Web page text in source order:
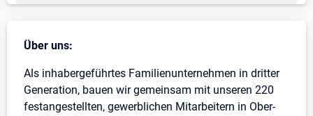
Stellenbeschreibung
Über uns:
Als inhabergeführtes Familienunternehmen in dritter
Generation, bauen wir gemeinsam mit unseren 220
festangestellten, gewerblichen Mitarbeitern in Ober-